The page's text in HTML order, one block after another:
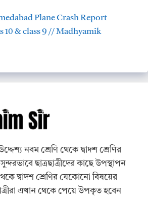
Plane Crash Report
10 & class 9 // Madhyamik
নবম শ্রেণি থেকে দ্বাদশ শ্রেণির
ছাত্রছাত্রীদের কাছে উপস্থাপন
দ্বাদশ শ্রেণির যেকোনো বিষয়ের
এখান থেকে পেয়ে উপকৃত হবেন